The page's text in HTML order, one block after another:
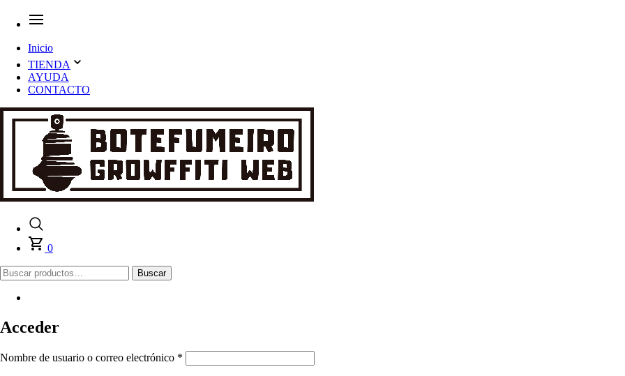
Inicio
TIENDA
AYUDA
CONTACTO
0
Buscar
por:
Buscar
Acceder
Nombre de usuario o correo electrónico *